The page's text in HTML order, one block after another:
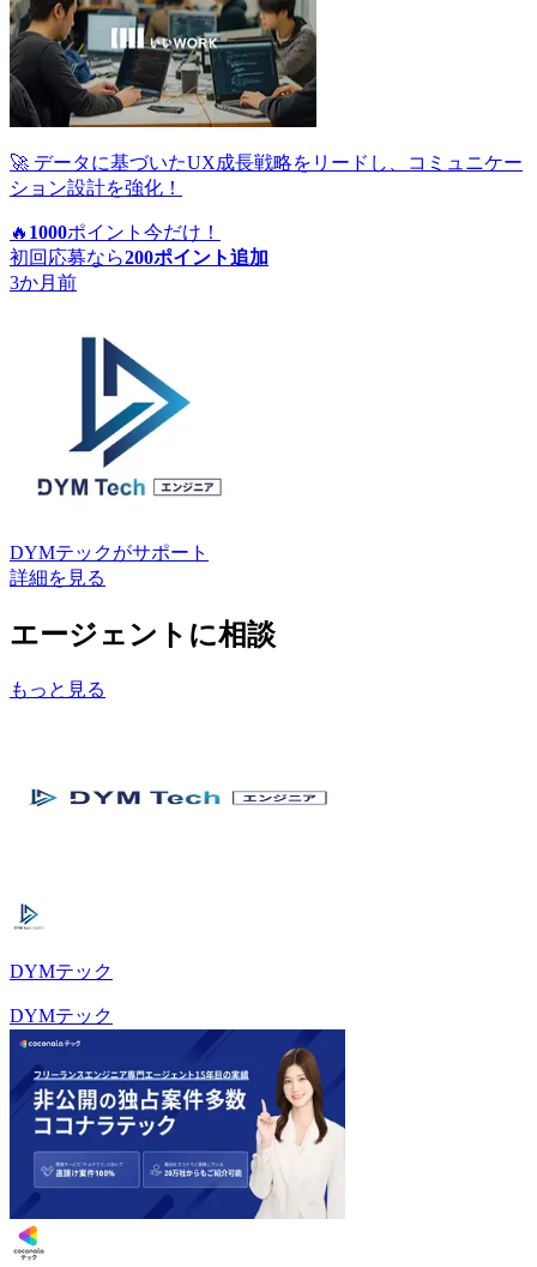
🚀 データに基づいたUX成長戦略をリードし、コミュニケー
ション設計を強化！
🔥 1000ポイント 今だけ！
初回応募なら200ポイント追加
3か月前
DYMテックがサポート
詳細を見る
エージェントに相談
もっと見る
DYMテック
DYMテック